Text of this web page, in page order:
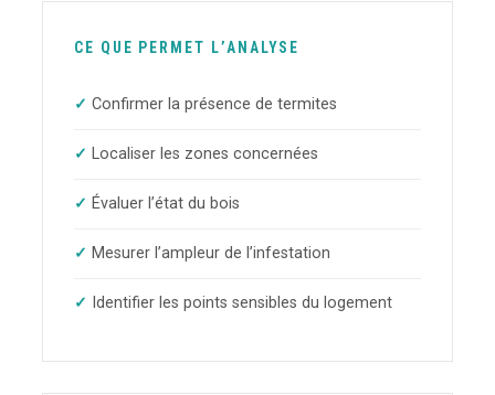
CE QUE PERMET L’ANALYSE
Confirmer la présence de termites
Localiser les zones concernées
Évaluer l’état du bois
Mesurer l’ampleur de l’infestation
Identifier les points sensibles du logement